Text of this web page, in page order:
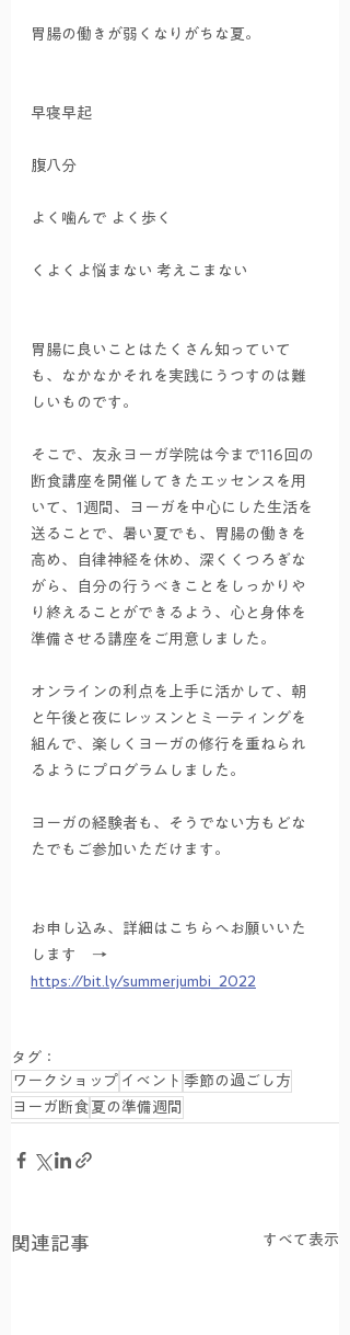
胃腸の働きが弱くなりがちな夏。
早寝早起
腹八分
よく噛んで よく歩く
くよくよ悩まない 考えこまない
胃腸に良いことはたくさん知っていて
も、なかなかそれを実践にうつすのは難
しいものです。
そこで、友永ヨーガ学院は今まで116回の
断食講座を開催してきたエッセンスを用
いて、1週間、ヨーガを中心にした生活を
送ることで、暑い夏でも、胃腸の働きを
高め、自律神経を休め、深くくつろぎな
がら、自分の行うべきことをしっかりや
り終えることができるよう、心と身体を
準備させる講座をご用意しました。
オンラインの利点を上手に活かして、朝
と午後と夜にレッスンとミーティングを
組んで、楽しくヨーガの修行を重ねられ
るようにプログラムしました。
ヨーガの経験者も、そうでない方もどな
たでもご参加いただけます。
お申し込み、詳細はこちらへお願いいた
します　→
https://bit.ly/summerjumbi_2022
タグ：
ワークショップ イベント 季節の過ごし方
ヨーガ断食 夏の準備週間
関連記事 すべて表示